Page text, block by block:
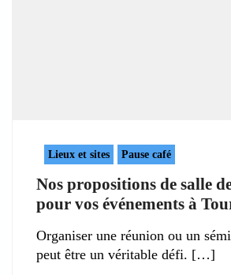
Lieux et sites Pause café
Nos propositions de salle
pour vos événements à
Organiser une réunion ou un
peut être un véritable défi.